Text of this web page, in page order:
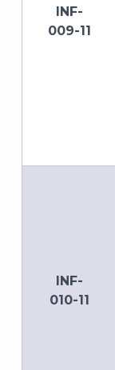
INF-
009-11
INF-
010-11